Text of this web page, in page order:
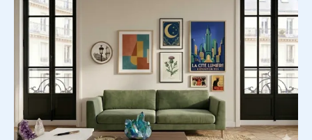
L’art
de
cadres
au
sol